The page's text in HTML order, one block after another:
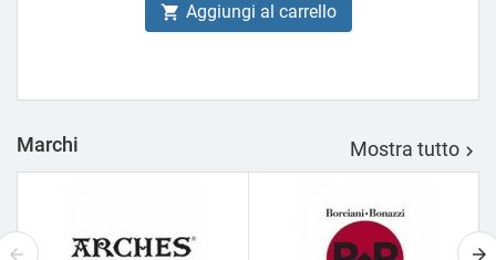
 Aggiungi al carrello
Marchi Mostra tutto 